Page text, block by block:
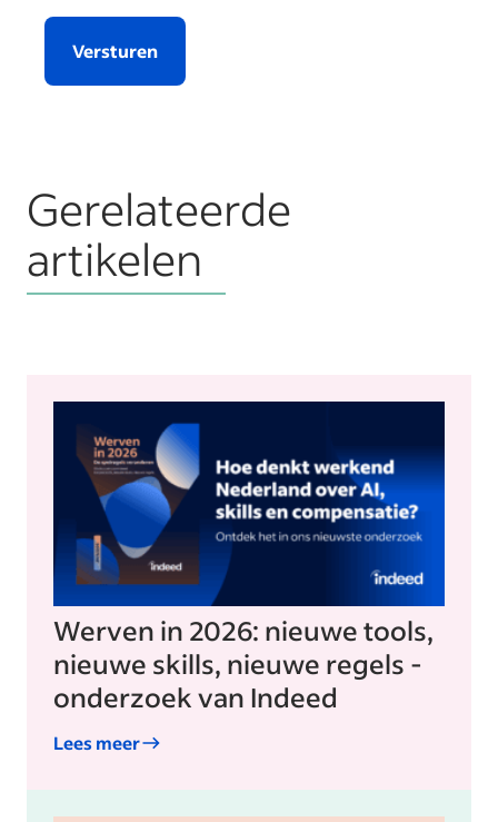
Versturen
Gerelateerde
artikelen
Werven in 2026: nieuwe tools,
nieuwe skills, nieuwe regels -
onderzoek van Indeed
Lees meer